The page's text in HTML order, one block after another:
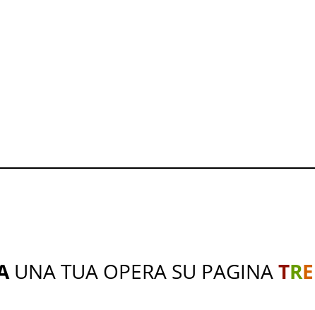
UNA TUA OPERA SU PAGINATRE